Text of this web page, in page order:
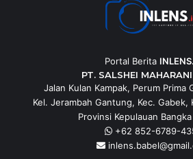
Portal Berita
PT. SALSHEI
Jalan Kulan Kampak, Perum Prima
Kel. Jerambah Gantung, Kec. Gabek,
Provinsi Kepulauan
+62 852-6789-